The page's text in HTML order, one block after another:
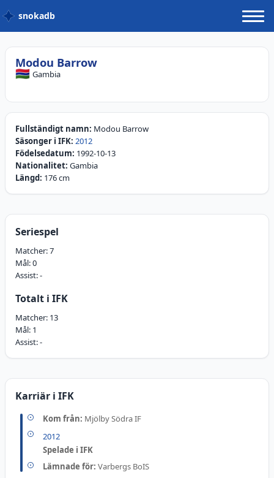
snokadb
Modou Barrow
🇬🇲 Gambia
Fullständigt namn: Modou Barrow
Säsonger i IFK: 2012
Födelsedatum: 1992-10-13
Nationalitet: Gambia
Längd: 176 cm
Seriespel
Matcher:7
Mål:0
Assist:-
Totalt i IFK
Matcher: 13
Mål: 1
Assist:-
Karriär i IFK
Kom från: Mjölby Södra IF
2012
Spelade i IFK
Lämnade för: Varbergs BoIS